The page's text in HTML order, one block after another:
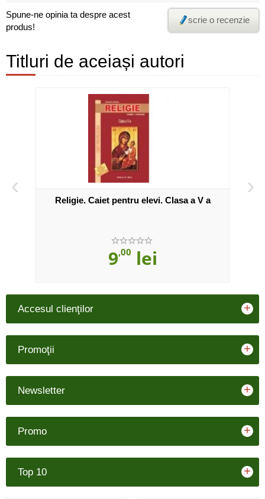
Spune-ne opinia ta despre acest
produs!
scrie o recenzie
Titluri de aceiași autori
‹
Religie. Caiet pentru elevi. Clasa a V a
9,00 lei
›
Accesul clienţilor +
Promoţii +
Newsletter +
Promo +
Top 10 +